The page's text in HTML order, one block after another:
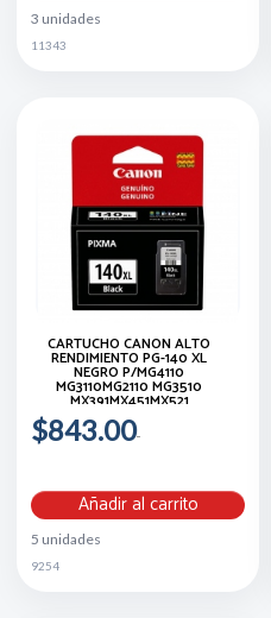
3 unidades
11343
CARTUCHO CANON ALTO
RENDIMIENTO PG-140 XL
NEGRO P/MG4110
MG3110MG2110 MG3510
MX391MX451MX521
$843.00
Añadir al carrito
5 unidades
9254